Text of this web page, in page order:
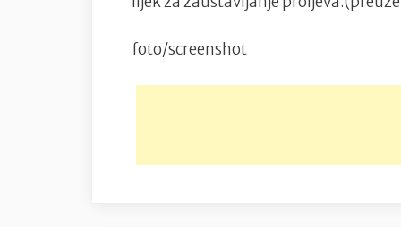
foto/screenshot